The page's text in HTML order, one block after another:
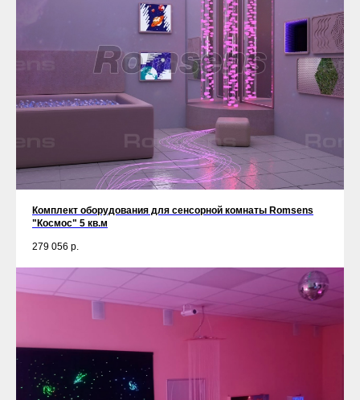
Комплект оборудования для сенсорной комнаты Romsens
"Космос" 5 кв.м
279 056 р.